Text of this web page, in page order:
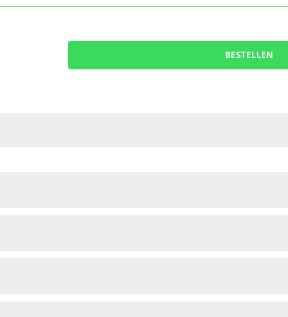
BESTELLEN